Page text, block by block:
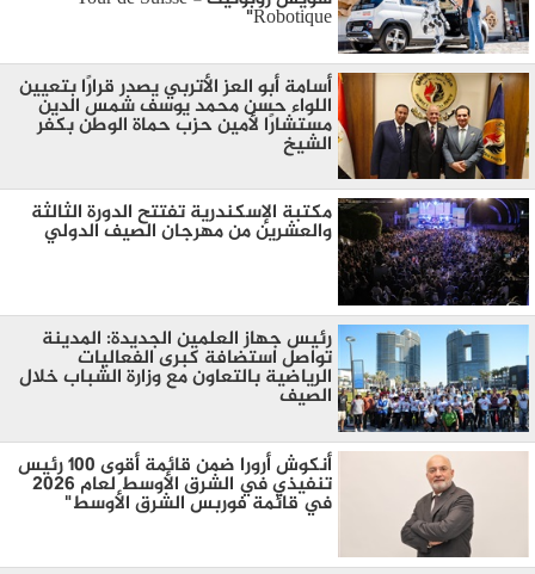
Robotique"
أسامة أبو العز الأتربي يصدر قرارًا بتعيين
اللواء حسن محمد يوسف شمس الدين
مستشارًا لأمين حزب حماة الوطن بكفر
الشيخ
مكتبة الإسكندرية تفتتح الدورة الثالثة
والعشرين من مهرجان الصيف الدولي
رئيس جهاز العلمين الجديدة: المدينة
تواصل استضافة كبرى الفعاليات
الرياضية بالتعاون مع وزارة الشباب خلال
الصيف
أنكوش أرورا ضمن قائمة أقوى 100 رئيس
تنفيذي في الشرق الأوسط لعام 2026
في قائمة فوربس الشرق الأوسط"